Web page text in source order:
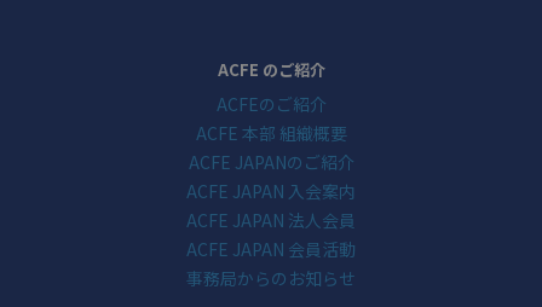
ACFE のご紹介
ACFEのご紹介
ACFE 本部 組織概要
ACFE JAPANのご紹介
ACFE JAPAN 入会案内
ACFE JAPAN 法人会員
ACFE JAPAN 会員活動
事務局からのお知らせ